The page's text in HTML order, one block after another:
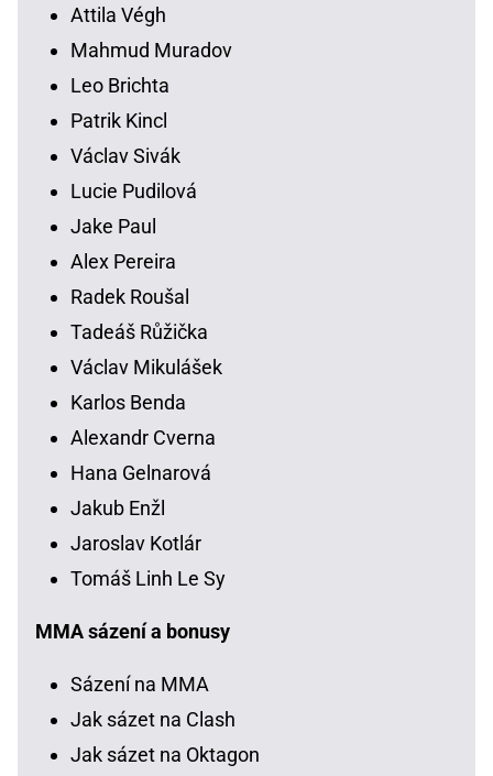
Attila Végh
Mahmud Muradov
Leo Brichta
Patrik Kincl
Václav Sivák
Lucie Pudilová
Jake Paul
Alex Pereira
Radek Roušal
Tadeáš Růžička
Václav Mikulášek
Karlos Benda
Alexandr Cverna
Hana Gelnarová
Jakub Enžl
Jaroslav Kotlár
Tomáš Linh Le Sy
MMA sázení a bonusy
Sázení na MMA
Jak sázet na Clash
Jak sázet na Oktagon